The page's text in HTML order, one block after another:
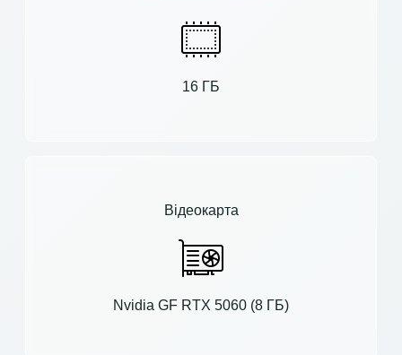
16 ГБ
Відеокарта
Nvidia GF RTX 5060 (8 ГБ)